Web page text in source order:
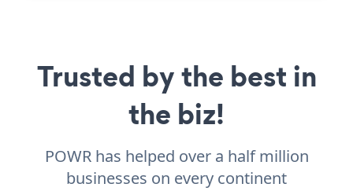
Trusted by the best in
the biz!
POWR has helped over a half million
businesses on every continent